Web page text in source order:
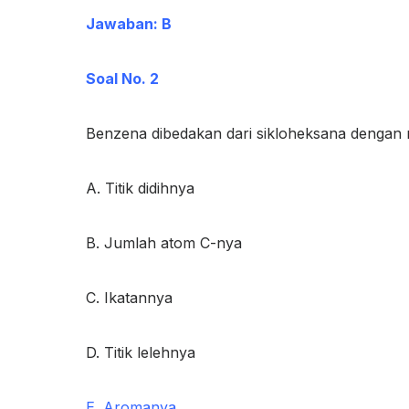
Jawaban: B
Soal No. 2
Benzena dibedakan dari sikloheksana dengan
A. Titik didihnya
B. Jumlah atom C-nya
C. Ikatannya
D. Titik lelehnya